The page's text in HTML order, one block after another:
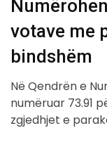
votave me
bindshëm
Në Qendrën e
numëruar 73.91
zgjedhjet e